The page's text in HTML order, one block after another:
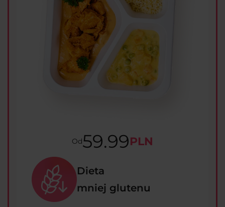
Od59.99PLN
Dieta
mniej glutenu